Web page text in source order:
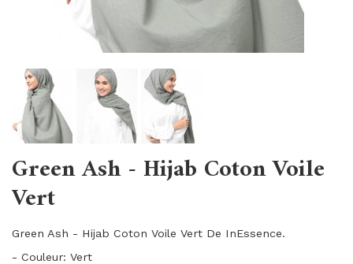
Green Ash - Hijab Coton Voile
Vert
Green Ash - Hijab Coton Voile Vert De InEssence.
- Couleur: Vert